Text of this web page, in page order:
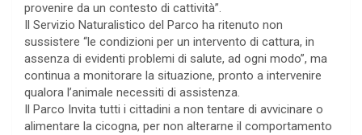
provenire da un contesto di cattività”.
Il Servizio Naturalistico del Parco ha ritenuto non
sussistere “le condizioni per un intervento di cattura, in
assenza di evidenti problemi di salute, ad ogni modo”, ma
continua a monitorare la situazione, pronto a intervenire
qualora l’animale necessiti di assistenza.
Il Parco Invita tutti i cittadini a non tentare di avvicinare o
alimentare la cicogna, per non alterarne il comportamento